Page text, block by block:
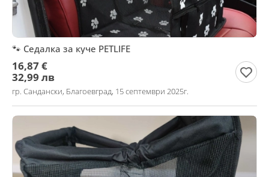
🐾 Седалка за куче PETLIFE
16,87 €
32,99 лв
гр. Сандански, Благоевград, 15 септември 2025г.